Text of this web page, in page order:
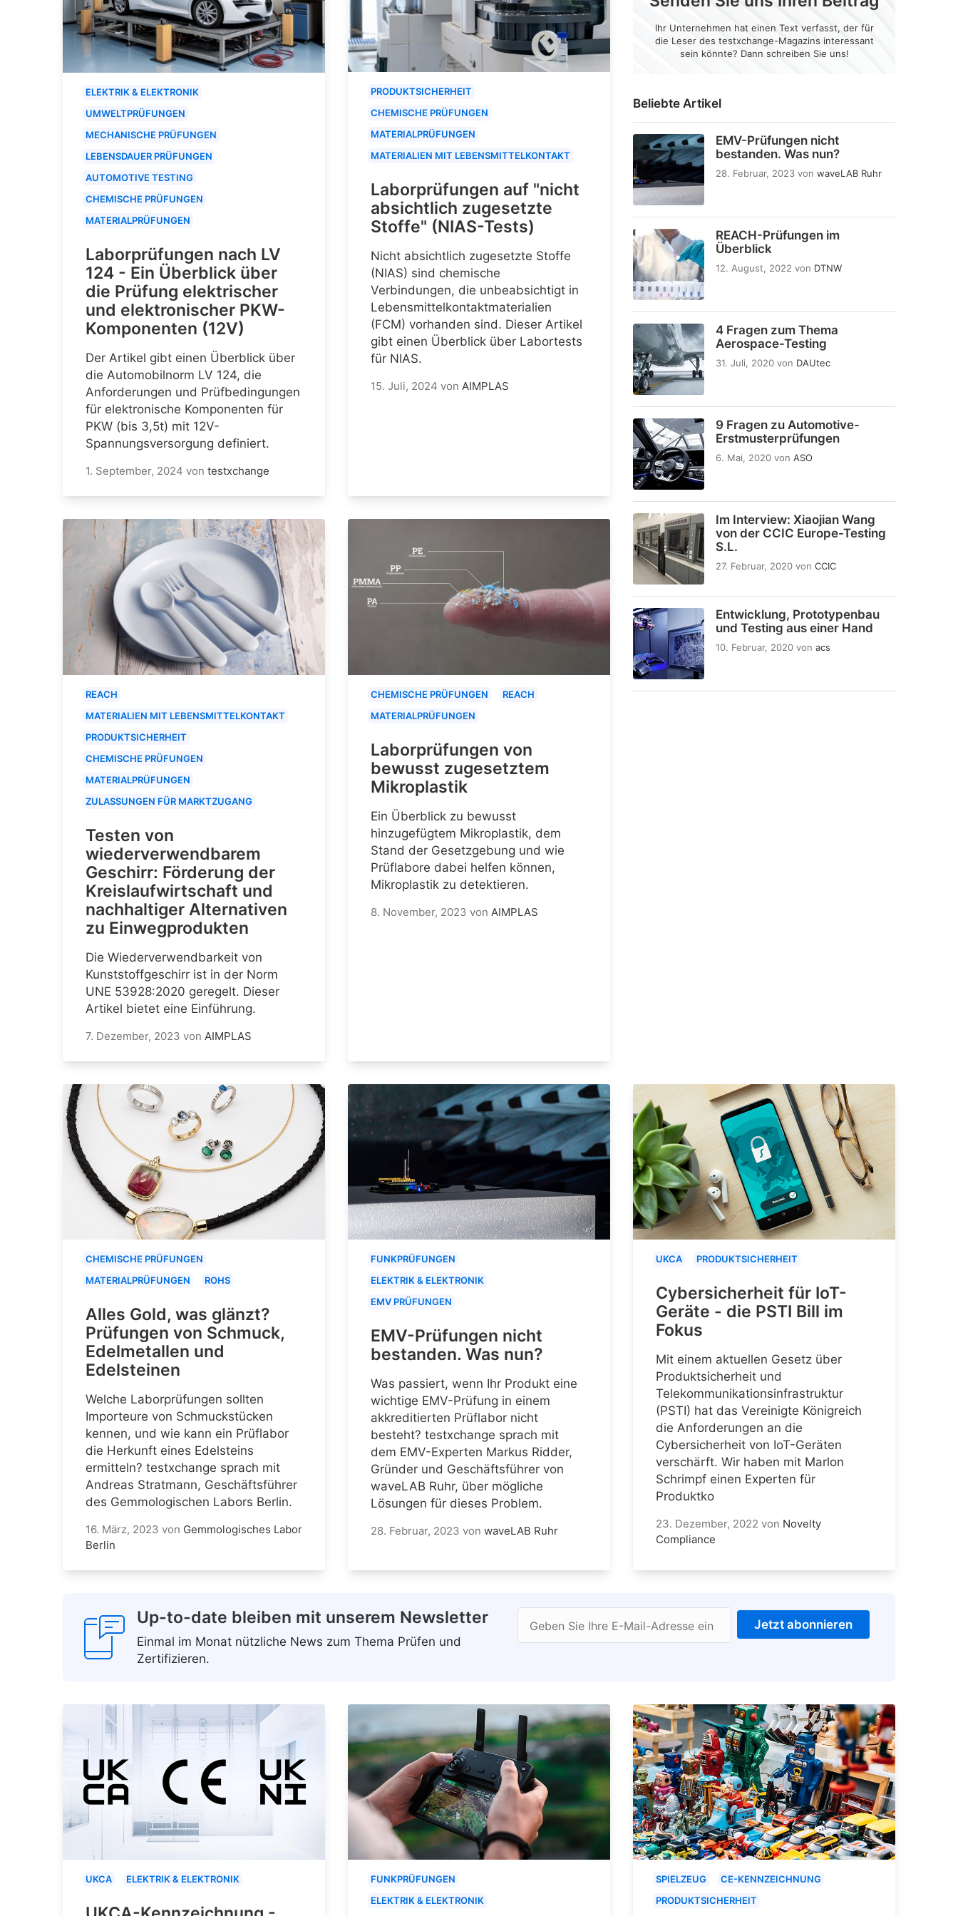
Beliebte Artikel
EMV-Prüfungen nicht
bestanden. Was nun?
28. Februar, 2023 von waveLAB Ruhr
REACH-Prüfungen im
Überblick
12. August, 2022 von DTNW
4 Fragen zum Thema
Aerospace-Testing
31. Juli, 2020 von DAUtec
9 Fragen zu Automotive-
Erstmusterprüfungen
6. Mai, 2020 von ASO
Im Interview: Xiaojian Wang
von der CCIC Europe-Testing
S.L.
27. Februar, 2020 von CCIC
Entwicklung, Prototypenbau
und Testing aus einer Hand
10. Februar, 2020 von acs
Ihr Unternehmen hat einen Text verfasst, der für
die Leser des testxchange-Magazins interessant
sein könnte? Dann schreiben Sie uns!
ELEKTRIK & ELEKTRONIK
UMWELTPRÜFUNGEN
MECHANISCHE PRÜFUNGEN
LEBENSDAUER PRÜFUNGEN
AUTOMOTIVE TESTING
CHEMISCHE PRÜFUNGEN
MATERIALPRÜFUNGEN
Laborprüfungen nach LV
124 - Ein Überblick über
die Prüfung elektrischer
und elektronischer PKW-
Komponenten (12V)
Der Artikel gibt einen Überblick über
die Automobilnorm LV 124, die
Anforderungen und Prüfbedingungen
für elektronische Komponenten für
PKW (bis 3,5t) mit 12V-
Spannungsversorgung definiert.
1. September, 2024 von testxchange
PRODUKTSICHERHEIT
CHEMISCHE PRÜFUNGEN
MATERIALPRÜFUNGEN
MATERIALIEN MIT LEBENSMITTELKONTAKT
Laborprüfungen auf "nicht
absichtlich zugesetzte
Stoffe" (NIAS-Tests)
Nicht absichtlich zugesetzte Stoffe
(NIAS) sind chemische
Verbindungen, die unbeabsichtigt in
Lebensmittelkontaktmaterialien
(FCM) vorhanden sind. Dieser Artikel
gibt einen Überblick über Labortests
für NIAS.
15. Juli, 2024 von AIMPLAS
REACH
MATERIALIEN MIT LEBENSMITTELKONTAKT
PRODUKTSICHERHEIT
CHEMISCHE PRÜFUNGEN
MATERIALPRÜFUNGEN
ZULASSUNGEN FÜR MARKTZUGANG
Testen von
wiederverwendbarem
Geschirr: Förderung der
Kreislaufwirtschaft und
nachhaltiger Alternativen
zu Einwegprodukten
Die Wiederverwendbarkeit von
Kunststoffgeschirr ist in der Norm
UNE 53928:2020 geregelt. Dieser
Artikel bietet eine Einführung.
7. Dezember, 2023 von AIMPLAS
CHEMISCHE PRÜFUNGEN
REACH
MATERIALPRÜFUNGEN
Laborprüfungen von
bewusst zugesetztem
Mikroplastik
Ein Überblick zu bewusst
hinzugefügtem Mikroplastik, dem
Stand der Gesetzgebung und wie
Prüflabore dabei helfen können,
Mikroplastik zu detektieren.
8. November, 2023 von AIMPLAS
CHEMISCHE PRÜFUNGEN
MATERIALPRÜFUNGEN
ROHS
Alles Gold, was glänzt?
Prüfungen von Schmuck,
Edelmetallen und
Edelsteinen
Welche Laborprüfungen sollten
Importeure von Schmuckstücken
kennen, und wie kann ein Prüflabor
die Herkunft eines Edelsteins
ermitteln? testxchange sprach mit
Andreas Stratmann, Geschäftsführer
des Gemmologischen Labors Berlin.
16. März, 2023 von Gemmologisches Labor
Berlin
FUNKPRÜFUNGEN
ELEKTRIK & ELEKTRONIK
EMV PRÜFUNGEN
EMV-Prüfungen nicht
bestanden. Was nun?
Was passiert, wenn Ihr Produkt eine
wichtige EMV-Prüfung in einem
akkreditierten Prüflabor nicht
besteht? testxchange sprach mit
dem EMV-Experten Markus Ridder,
Gründer und Geschäftsführer von
waveLAB Ruhr, über mögliche
Lösungen für dieses Problem.
28. Februar, 2023 von waveLAB Ruhr
UKCA PRODUKTSICHERHEIT
Cybersicherheit für IoT-
Geräte - die PSTI Bill im
Fokus
Mit einem aktuellen Gesetz über
Produktsicherheit und
Telekommunikationsinfrastruktur
(PSTI) hat das Vereinigte Königreich
die Anforderungen an die
Cybersicherheit von IoT-Geräten
verschärft. Wir haben mit Marlon
Schrimpf einen Experten für
Produktko
23. Dezember, 2022 von Novelty
Compliance
Up-to-date bleiben mit unserem Newsletter
Einmal im Monat nützliche News zum Thema Prüfen und
Zertifizieren.
Geben Sie Ihre E-Mail-Adresse ein Jetzt abonnieren
UKCA ELEKTRIK & ELEKTRONIK
FUNKPRÜFUNGEN
ELEKTRIK & ELEKTRONIK
SPIELZEUG
CE-KENNZEICHNUNG
PRODUKTSICHERHEIT